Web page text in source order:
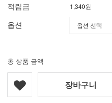
적립금 1,340원
옵션
총 상품 금액
장바구니